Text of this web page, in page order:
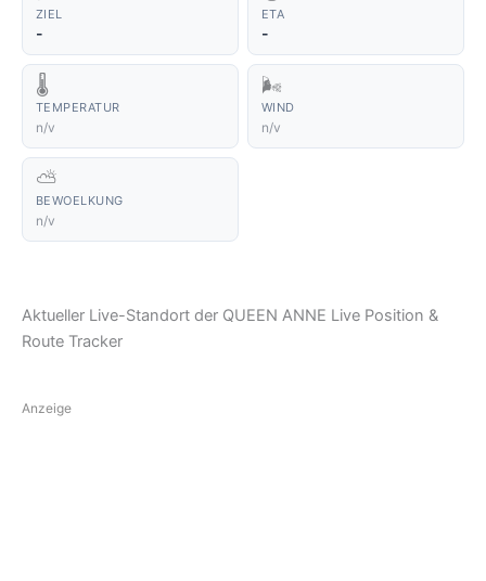
ZIEL
-
ETA
-
🌡️
TEMPERATUR
n/v
🌬️
WIND
n/v
⛅
BEWOELKUNG
n/v
Aktueller Live-Standort der QUEEN ANNE Live Position &
Route Tracker
Anzeige